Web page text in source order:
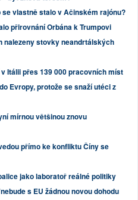
vlastně stalo v Ačinském rajónu?
přirovnání Orbána k Trumpovi
nalezeny stovky neandrtálských
Itálii přes 139 000 pracovních míst
Evropy, protože se snaží utéci z
mírnou většinou znovu
přímo ke konfliktu Číny se
jako laboratoř reálné politiky
s EU žádnou novou dohodu